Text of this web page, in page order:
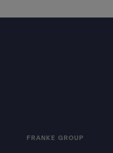
FRANKE GROUP